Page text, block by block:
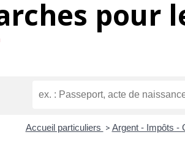
pour
Accueil particuliers > Argent - Impôts -